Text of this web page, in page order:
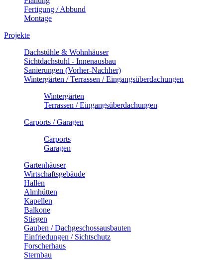
Fertigung / Abbund
Montage
Projekte
Dachstühle & Wohnhäuser
Sichtdachstuhl - Innenausbau
Sanierungen (Vorher-Nachher)
Wintergärten / Terrassen / Eingangsüberdachungen
Wintergärten
Terrassen / Eingangsüberdachungen
Carports / Garagen
Carports
Garagen
Gartenhäuser
Wirtschaftsgebäude
Hallen
Almhütten
Kapellen
Balkone
Stiegen
Gauben / Dachgeschossausbauten
Einfriedungen / Sichtschutz
Forscherhaus
Sternbau